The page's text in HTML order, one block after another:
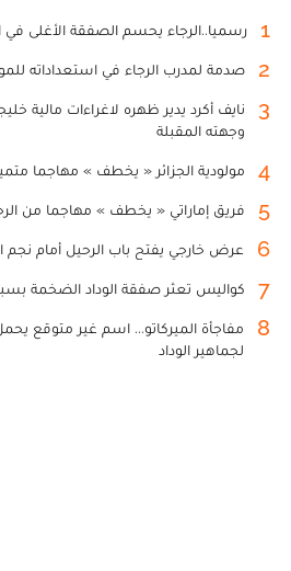
1 رسميا..الرجاء يحسم الصفقة الأغلى في
2 صدمة لمدرب الرجاء في استعداداته
3
نايف أكرد يدير ظهره لاغراءات مالية
وجهته المقبلة
4 مولودية الجزائر « يخطف » مهاجما
5 فريق إماراتي « يخطف » مهاجما من
6 عرض خارجي يفتح باب الرحيل أمام نجم
7 كواليس تعثر صفقة الوداد الضخمة
8
مفاجأة الميركاتو... اسم غير متوقع
لجماهير الوداد